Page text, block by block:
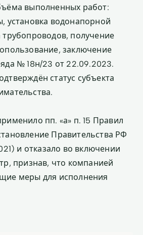
выполненных работ:
установка водонапорной
получение
заключение
№ 18н/23 от 22.09.2023.
статус субъекта
пп. «а» п. 15 Правил
Правительства РФ
и отказало во включении
признав, что компанией
меры для исполнения